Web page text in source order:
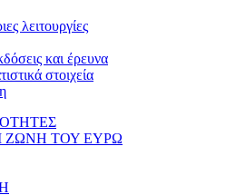
λειτουργίες
και έρευνα
στοιχεία
ΖΩΝΗ ΤΟΥ ΕΥΡΩ